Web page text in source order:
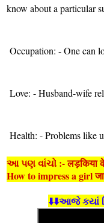
know about a particular
Occupation: - One can
Love: - Husband-wife
Health: - Problems like
આ પણ વાંચો :- लड़किया
How to impress a girl
⬇️⬇️આજે કયાં